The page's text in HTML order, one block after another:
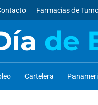
Farmacias de
de
Cartelera